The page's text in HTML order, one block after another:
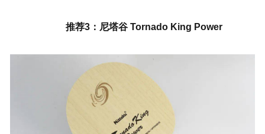
推荐3：尼塔谷 Tornado King Power